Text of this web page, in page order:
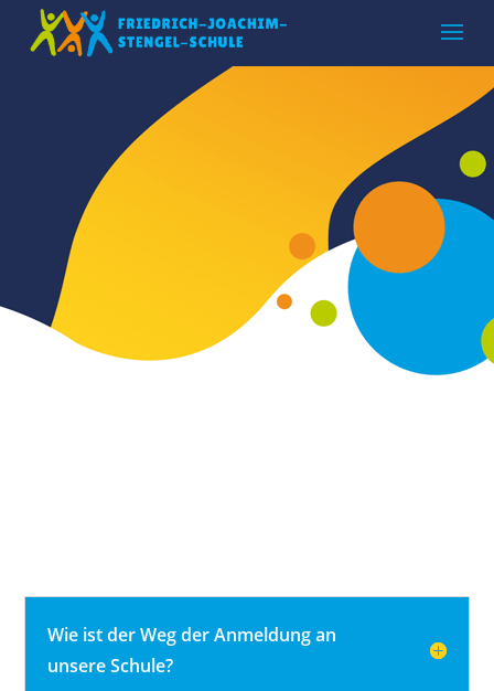
Wie ist der Weg der Anmeldung an
unsere Schule?